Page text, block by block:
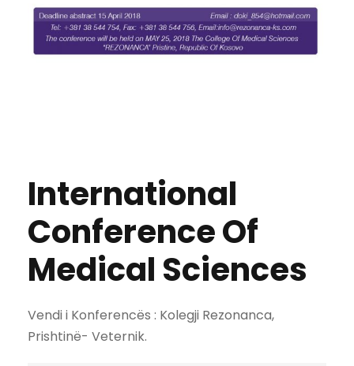
International
Conference Of
Medical Sciences
Vendi i Konferencës : Kolegji Rezonanca,
Prishtinë- Veternik.